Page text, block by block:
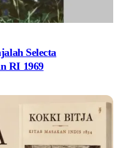
Selecta
RI 1969